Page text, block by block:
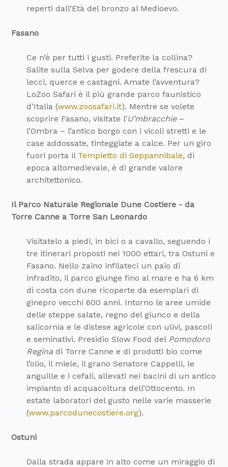
reperti dall’Età del bronzo al Medioevo.
Fasano
Ce n’è per tutti i gusti. Preferite la collina?
Salite sulla Selva per godere della frescura di
lecci, querce e castagni. Amate l’avventura?
LoZoo Safari è il più grande parco faunistico
d’Italia (www.zoosafari.it). Mentre se volete
scoprire Fasano, visitate l’U’mbracchie–
l’Ombra – l’antico borgo con i vicoli stretti e le
case addossate, tinteggiate a calce. Per un giro
fuori porta il Tempietto di Seppannibale, di
epoca altomedievale, è di grande valore
architettonico.
Il Parco Naturale Regionale Dune Costiere - da
Torre Canne a Torre San Leonardo
Visitatelo a piedi, in bici o a cavallo, seguendo i
tre itinerari proposti nei 1000 ettari, tra Ostuni e
Fasano. Nello zaino infilateci un paio di
infradito, il parco giunge fino al mare e ha 6 km
di costa con dune ricoperte da esemplari di
ginepro vecchi 600 anni. Intorno le aree umide
delle steppe salate, regno del giunco e della
salicornia e le distese agricole con ulivi, pascoli
e seminativi. Presidio Slow Food del Pomodoro
Regina di Torre Canne e di prodotti bio come
l’olio, il miele, il grano Senatore Cappelli, le
anguille e i cefali, allevati nei bacini di un antico
impianto di acquacoltura dell’Ottocento. In
estate laboratori del gusto nelle varie masserie
(www.parcodunecostiere.org).
Ostuni
Dalla strada appare in alto come un miraggio di